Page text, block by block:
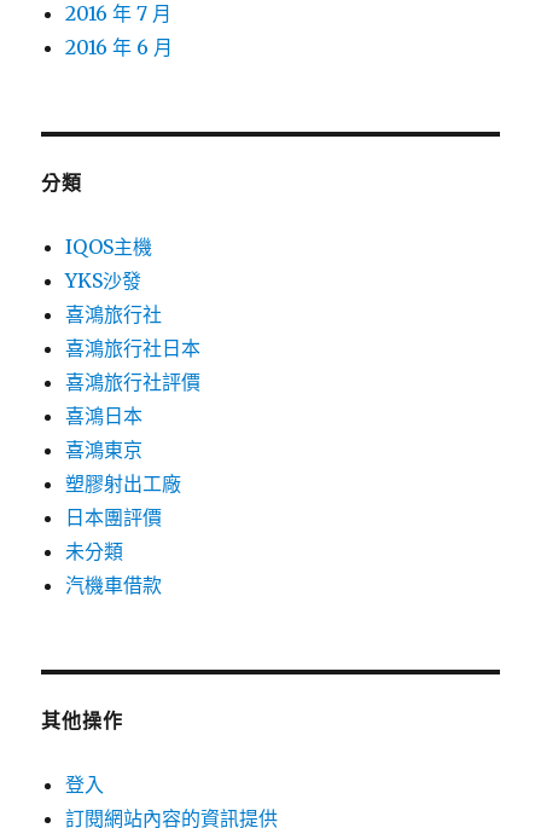
2016 年 7 月
2016 年 6 月
分類
IQOS主機
YKS沙發
喜鴻旅行社
喜鴻旅行社日本
喜鴻旅行社評價
喜鴻日本
喜鴻東京
塑膠射出工廠
日本團評價
未分類
汽機車借款
其他操作
登入
訂閱網站內容的資訊提供